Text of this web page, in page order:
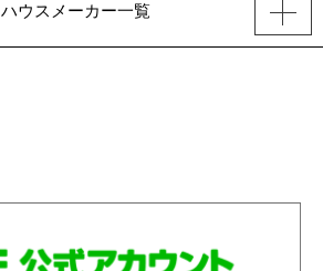
ハウスメーカー一覧